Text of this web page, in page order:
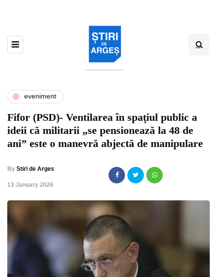
eveniment
Fifor (PSD)- Ventilarea în spaţiul public a
ideii că militarii „se pensionează la 48 de
ani” este o manevră abjectă de manipulare
By Stiri de Arges
,13 January 2026